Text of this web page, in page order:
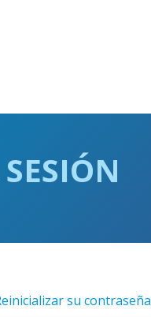
su contraseña